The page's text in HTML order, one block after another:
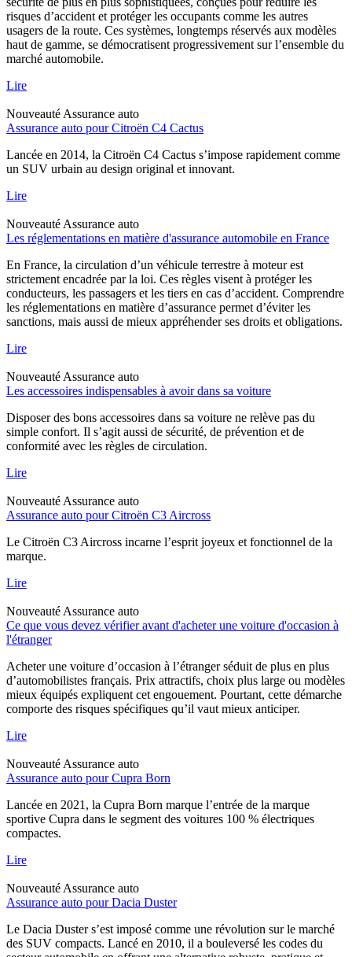
risques d’accident et protéger les occupants comme les autres
usagers de la route. Ces systèmes, longtemps réservés aux modèles
haut de gamme, se démocratisent progressivement sur l’ensemble du
marché automobile.
Lire
Nouveauté Assurance auto
Assurance auto pour Citroën C4 Cactus
Lancée en 2014, la Citroën C4 Cactus s’impose rapidement comme
un SUV urbain au design original et innovant.
Lire
Nouveauté Assurance auto
Les réglementations en matière d'assurance automobile en France
En France, la circulation d’un véhicule terrestre à moteur est
strictement encadrée par la loi. Ces règles visent à protéger les
conducteurs, les passagers et les tiers en cas d’accident. Comprendre
les réglementations en matière d’assurance permet d’éviter les
sanctions, mais aussi de mieux appréhender ses droits et obligations.
Lire
Nouveauté Assurance auto
Les accessoires indispensables à avoir dans sa voiture
Disposer des bons accessoires dans sa voiture ne relève pas du
simple confort. Il s’agit aussi de sécurité, de prévention et de
conformité avec les règles de circulation.
Lire
Nouveauté Assurance auto
Assurance auto pour Citroën C3 Aircross
Le Citroën C3 Aircross incarne l’esprit joyeux et fonctionnel de la
marque.
Lire
Nouveauté Assurance auto
Ce que vous devez vérifier avant d'acheter une voiture d'occasion à
l'étranger
Acheter une voiture d’occasion à l’étranger séduit de plus en plus
d’automobilistes français. Prix attractifs, choix plus large ou modèles
mieux équipés expliquent cet engouement. Pourtant, cette démarche
comporte des risques spécifiques qu’il vaut mieux anticiper.
Lire
Nouveauté Assurance auto
Assurance auto pour Cupra Born
Lancée en 2021, la Cupra Born marque l’entrée de la marque
sportive Cupra dans le segment des voitures 100 % électriques
compactes.
Lire
Nouveauté Assurance auto
Assurance auto pour Dacia Duster
Le Dacia Duster s’est imposé comme une révolution sur le marché
des SUV compacts. Lancé en 2010, il a bouleversé les codes du